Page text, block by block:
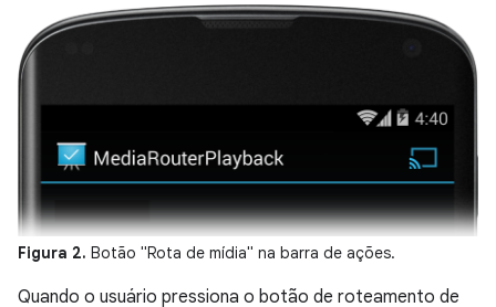
Figura 2. Botão "Rota de mídia" na barra de ações.
Quando o usuário pressiona o botão de roteamento de